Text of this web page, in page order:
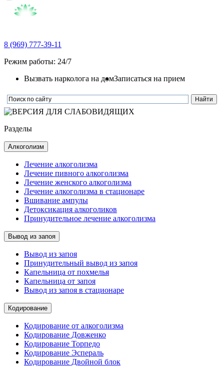
8 (969) 777-39-11
Режим работы: 24/7
Вызвать нарколога на домЗаписаться на прием
Разделы
Алкоголизм
Лечение алкоголизма
Лечение пивного алкоголизма
Лечение женского алкоголизма
Лечение алкоголизма в стационаре
Вшивание ампулы
Детоксикация алкоголиков
Принудительное лечение алкоголизма
Вывод из запоя
Вывод из запоя
Принудительный вывод из запоя
Капельница от похмелья
Капельница от запоя
Вывод из запоя в стационаре
Кодирование
Кодирование от алкоголизма
Кодирование Довженко
Кодирование Торпедо
Кодирование Эспераль
Кодирование Двойной блок